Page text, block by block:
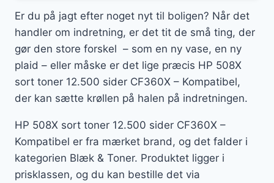
Er du på jagt efter noget nyt til boligen? Når det
handler om indretning, er det tit de små ting, der
gør den store forskel – som en ny vase, en ny
plaid – eller måske er det lige præcis HP 508X
sort toner 12.500 sider CF360X – Kompatibel,
der kan sætte krøllen på halen på indretningen.
HP 508X sort toner 12.500 sider CF360X –
Kompatibel er fra mærket brand, og det falder i
kategorien Blæk & Toner. Produktet ligger i
prisklassen, og du kan bestille det via